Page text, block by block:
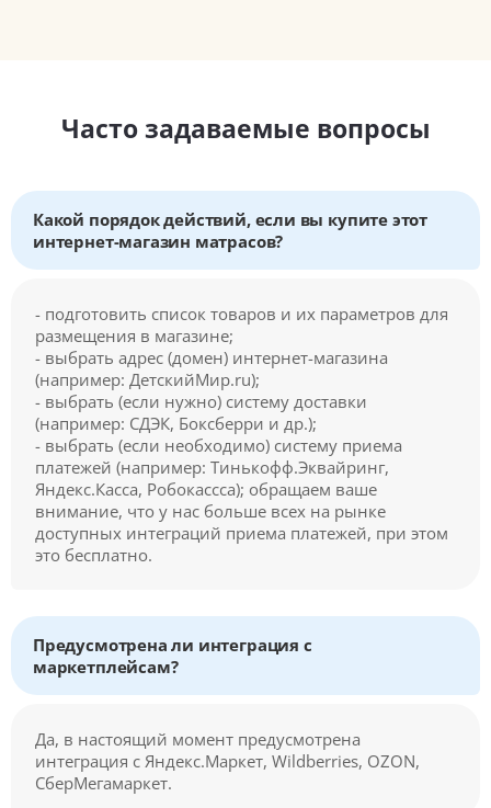
Часто задаваемые вопросы
Какой порядок действий, если вы купите этот
интернет-магазин матрасов?
- подготовить список товаров и их параметров для
размещения в магазине;
- выбрать адрес (домен) интернет-магазина
(например: ДетскийМир.ru);
- выбрать (если нужно) систему доставки
(например: СДЭК, Боксберри и др.);
- выбрать (если необходимо) систему приема
платежей (например: Тинькофф.Эквайринг,
Яндекс.Касса, Робокассса); обращаем ваше
внимание, что у нас больше всех на рынке
доступных интеграций приема платежей, при этом
это бесплатно.
Предусмотрена ли интеграция с
маркетплейсам?
Да, в настоящий момент предусмотрена
интеграция с Яндекс.Маркет, Wildberries, OZON,
СберМегамаркет.